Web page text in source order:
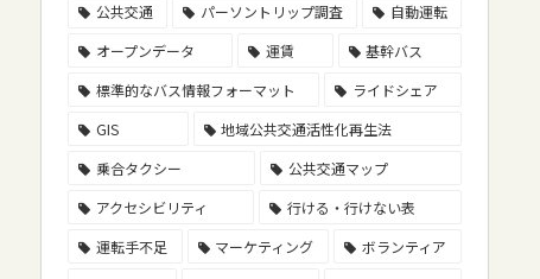
公共交通
パーソントリップ調査
自動運転
オープンデータ
運賃
基幹バス
標準的なバス情報フォーマット
ライドシェア
GIS
地域公共交通活性化再生法
乗合タクシー
公共交通マップ
アクセシビリティ
行ける・行けない表
運転手不足
マーケティング
ボランティア